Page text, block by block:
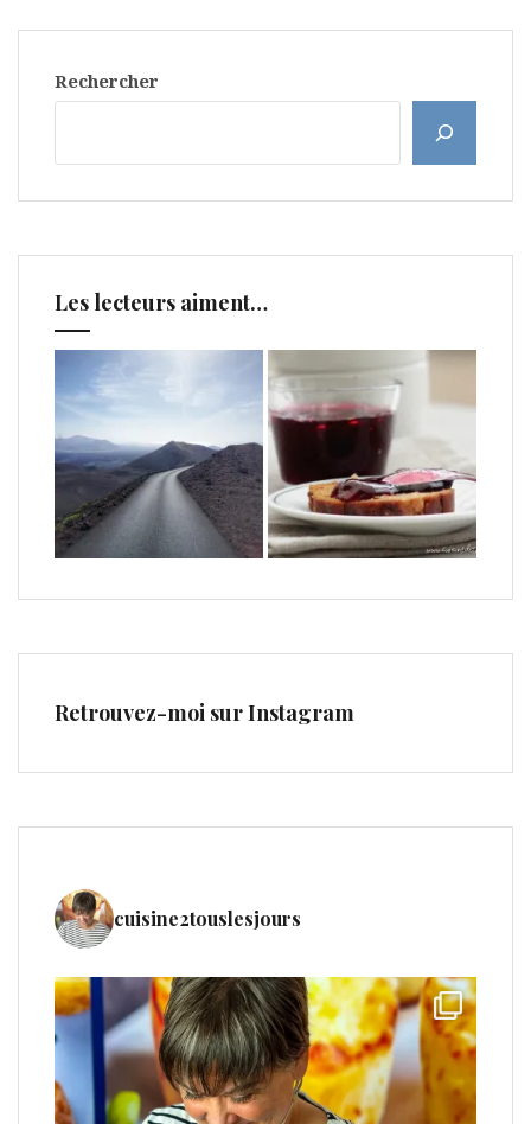
Rechercher
Les lecteurs aiment…
Retrouvez-moi sur Instagram
cuisine2touslesjours